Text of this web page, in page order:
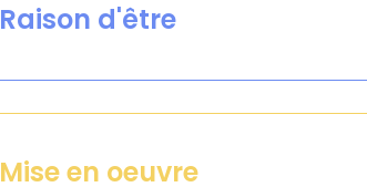
Raison d'être
Mise en oeuvre